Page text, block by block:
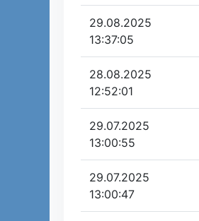
29.08.2025
13:37:05
28.08.2025
12:52:01
29.07.2025
13:00:55
29.07.2025
13:00:47